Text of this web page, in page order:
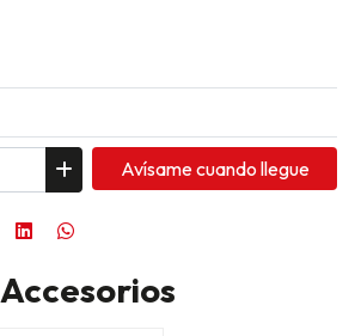
Avísame cuando llegue
Accesorios